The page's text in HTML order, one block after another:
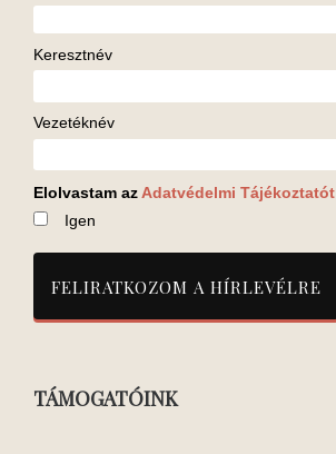
Keresztnév
Vezetéknév
Elolvastam az Adatvédelmi Tájékoztatót
Igen
TÁMOGATÓINK